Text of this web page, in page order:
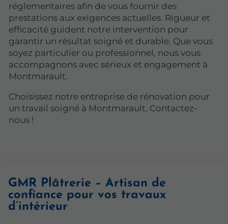
réglementaires afin de vous fournir des
prestations aux exigences actuelles. Rigueur et
efficacité guident notre intervention pour
garantir un résultat soigné et durable. Que vous
soyez particulier ou professionnel, nous vous
accompagnons avec sérieux et engagement à
Montmarault.
Choisissez notre entreprise de rénovation pour
un travail soigné à Montmarault. Contactez-
nous !
GMR Plâtrerie – Artisan de
confiance pour vos travaux
d’intérieur